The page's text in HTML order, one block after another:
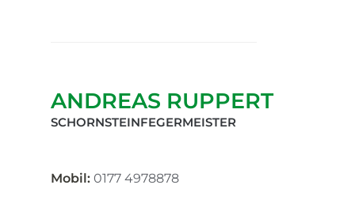
ANDREAS RUPPERT
SCHORNSTEINFEGERMEISTER
Mobil: 0177 4978878